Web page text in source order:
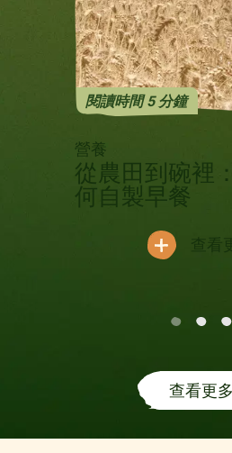
閱讀時間 5 分鐘
營養
從農田到碗裡
何自製早餐
查看
Previous
Next
查看更多